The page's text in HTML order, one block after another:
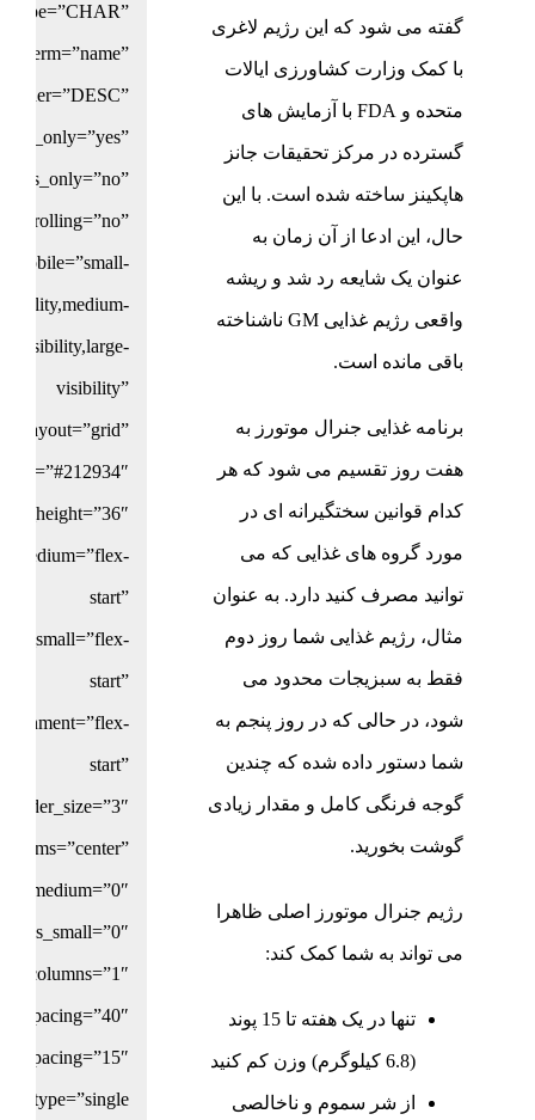
گفته می شود که این رژیم لاغری
با کمک وزارت کشاورزی ایالات
متحده و FDA با آزمایش های
گسترده در مرکز تحقیقات جانز
هاپکینز ساخته شده است. با این
حال، این ادعا از آن زمان به
عنوان یک شایعه رد شد و ریشه
واقعی رژیم غذایی GM ناشناخته
باقی مانده است.
برنامه غذایی جنرال موتورز به
هفت روز تقسیم می شود که هر
کدام قوانین سختگیرانه ای در
مورد گروه های غذایی که می
توانید مصرف کنید دارد. به عنوان
مثال، رژیم غذایی شما روز دوم
فقط به سبزیجات محدود می
شود، در حالی که در روز پنجم به
شما دستور داده شده که چندین
گوجه فرنگی کامل و مقدار زیادی
گوشت بخورید.
رژیم جنرال موتورز اصلی ظاهرا
می تواند به شما کمک کند:
تنها در یک هفته تا 15 پوند
(6.8 کیلوگرم) وزن کم کنید
از شر سموم و ناخالصی
order=”DESC”
scrolling=”no”
visibility,large-
visibility”
layout=”grid”
start”
start”
start”
columns=”1″